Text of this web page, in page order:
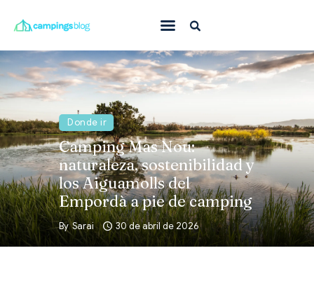
Con mascota
En familia
Donde ir
Qué hacer
Inspiración
Ofertas
Todas
Donde ir
Camping Mas Nou:
naturaleza, sostenibilidad y
los Aiguamolls del
Empordà a pie de camping
By Sarai 30 de abril de 2026